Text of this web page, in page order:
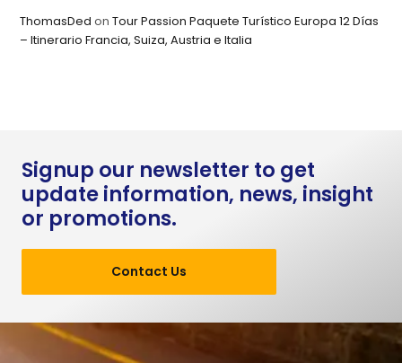
ThomasDed onTour Passion Paquete Turístico Europa 12 Días
– Itinerario Francia, Suiza, Austria e Italia
Signup our newsletter to get
update information, news, insight
or promotions.
Contact Us